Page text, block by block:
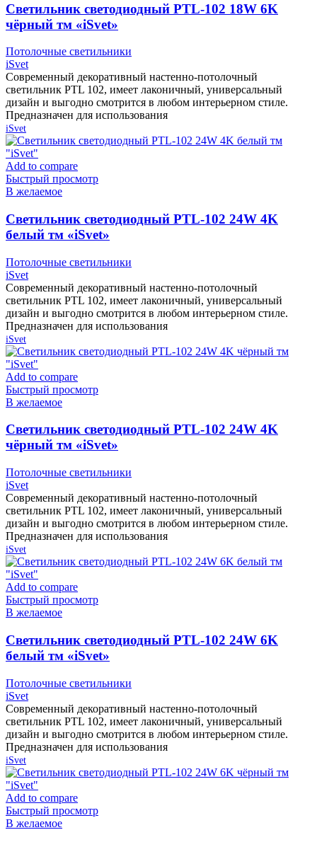
Cветильник светодиодный PTL-102 18W 6K
чёрный тм «iSvet»
Потолочные светильники
iSvet
Современный декоративный настенно-потолочный
светильник PTL 102, имеет лаконичный, универсальный
дизайн и выгодно смотрится в любом интерьерном стиле.
Предназначен для использования
iSvet
Add to compare
Быстрый просмотр
В желаемое
Cветильник светодиодный PTL-102 24W 4K
белый тм «iSvet»
Потолочные светильники
iSvet
Современный декоративный настенно-потолочный
светильник PTL 102, имеет лаконичный, универсальный
дизайн и выгодно смотрится в любом интерьерном стиле.
Предназначен для использования
iSvet
Add to compare
Быстрый просмотр
В желаемое
Cветильник светодиодный PTL-102 24W 4K
чёрный тм «iSvet»
Потолочные светильники
iSvet
Современный декоративный настенно-потолочный
светильник PTL 102, имеет лаконичный, универсальный
дизайн и выгодно смотрится в любом интерьерном стиле.
Предназначен для использования
iSvet
Add to compare
Быстрый просмотр
В желаемое
Cветильник светодиодный PTL-102 24W 6K
белый тм «iSvet»
Потолочные светильники
iSvet
Современный декоративный настенно-потолочный
светильник PTL 102, имеет лаконичный, универсальный
дизайн и выгодно смотрится в любом интерьерном стиле.
Предназначен для использования
iSvet
Add to compare
Быстрый просмотр
В желаемое